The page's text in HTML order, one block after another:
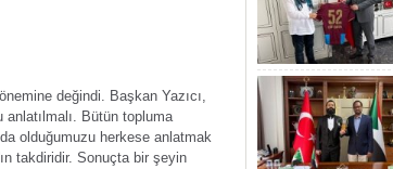
değindi. Başkan Yazıcı,
Bütün topluma
olduğumuzu herkese anlatmak
takdiridir. Sonuçta bir şeyin